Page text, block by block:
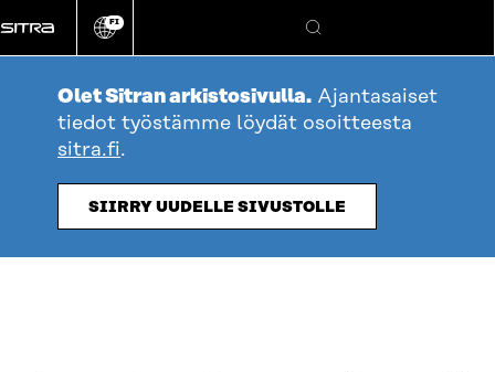
suoraan
sisältöön
Vaihda
kieli
FI
Hae
Olet Sitran arkistosivulla. Ajantasaiset
tiedot työstämme löydät osoitteesta
sitra.fi.
SIIRRY UUDELLE SIVUSTOLLE